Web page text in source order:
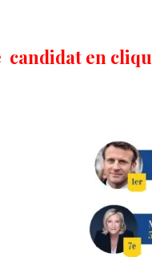
candidat en